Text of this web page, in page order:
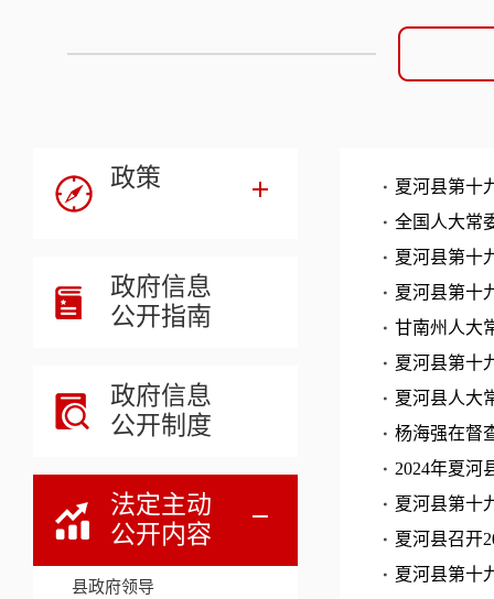
政策
政府信息
公开指南
政府信息
公开制度
法定主动
公开内容
县政府领导
夏河县第十
全国人大常
夏河县第十
夏河县第十
甘南州人大
夏河县第十
夏河县人大
杨海强在督
2024年夏河
夏河县第十
夏河县召开
夏河县第十